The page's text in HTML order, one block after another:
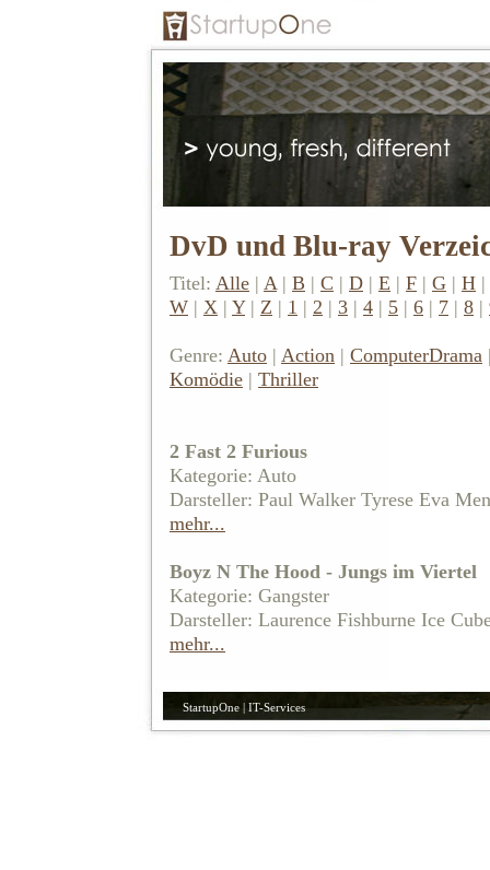
DvD und Blu-ray
Titel: Alle | A| B | C | D | E | F | G | H |
W | X | Y| Z | 1 | 2 | 3 | 4 | 5 | 6 | 7 | 8 |
Genre: Auto | Action | ComputerDrama
Komödie | Thriller
2 Fast 2 Furious
Kategorie: Auto
Darsteller: Paul Walker Tyrese Eva
mehr...
Boyz N The Hood - Jungs im Viertel
Kategorie: Gangster
Darsteller: Laurence Fishburne Ice
mehr...
StartupOne | IT-Services